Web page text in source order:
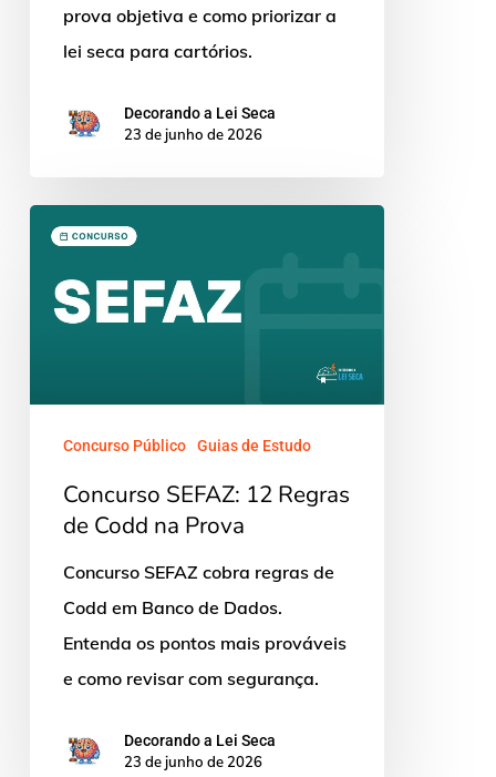
prova objetiva e como priorizar a
lei seca para cartórios.
Decorando a Lei Seca
23 de junho de 2026
Concurso
Regras
Codd
Concurso Público Guias de Estudo
Concurso SEFAZ: 12 Regras
de Codd na Prova
Concurso SEFAZ cobra regras de
Codd em Banco de Dados.
Entenda os pontos mais prováveis
e como revisar com segurança.
Decorando a Lei Seca
23 de junho de 2026